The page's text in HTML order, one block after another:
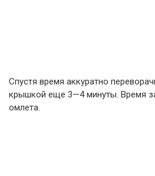
Спустя время аккуратно
крышкой еще 3—4 минуты. Время
омлета.